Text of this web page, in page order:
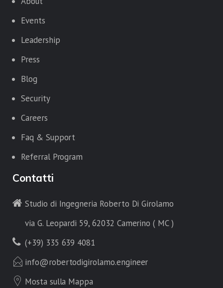
Events
Leadership
Press
Blog
Security
Careers
Faq & Support
Referral Program
Contatti
Studio di Ingegneria Roberto Di Girolamo
via G. Leopardi 59, 62032 Camerino ( MC )
(+39) 335 639 4081
info@robertodigirolamo.engineer
Mosta sulla Mappa